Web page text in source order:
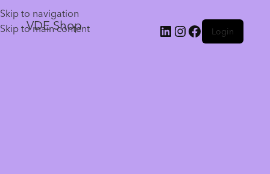
Skip to navigation
Skip to main content
VDE Shop Login